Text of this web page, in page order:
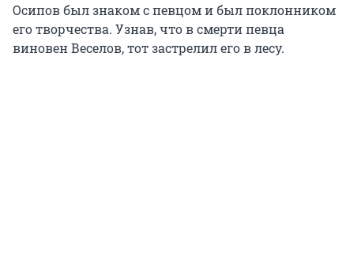
Осипов был знаком с певцом и был поклонником
его творчества. Узнав, что в смерти певца
виновен Веселов, тот застрелил его в лесу.